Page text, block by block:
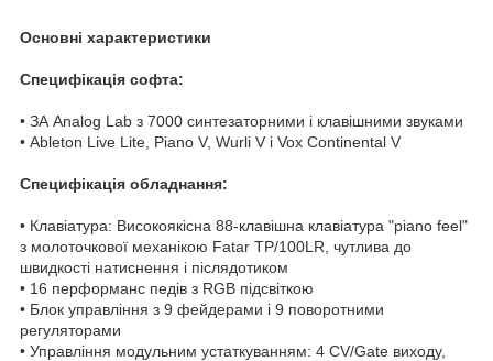
Основні характеристики
Специфікація софта:
• ЗА Analog Lab з 7000 синтезаторними і клавішними звуками
• Ableton Live Lite, Piano V, Wurli V і Vox Continental V
Специфікація обладнання:
• Клавіатура: Високоякісна 88-клавішна клавіатура "piano feel"
з молоточкової механікою Fatar TP/100LR, чутлива до
швидкості натиснення і післядотиком
• 16 перформанс педів з RGB підсвіткою
• Блок управління з 9 фейдерами і 9 поворотними
регуляторами
• Управління модульним устаткуванням: 4 CV/Gate виходу,